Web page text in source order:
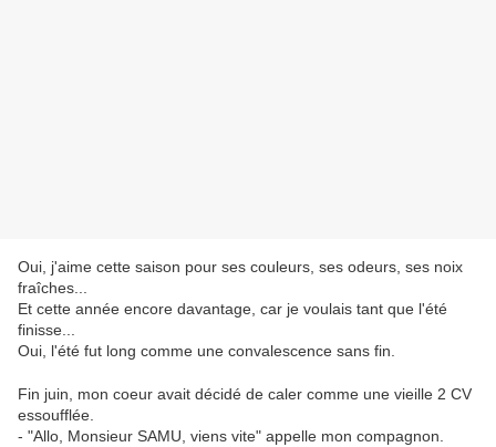
Oui, j'aime cette saison pour ses couleurs, ses odeurs, ses noix
fraîches...
Et cette année encore davantage, car je voulais tant que l'été
finisse...
Oui, l'été fut long comme une convalescence sans fin.
Fin juin, mon coeur avait décidé de caler comme une vieille 2 CV
essoufflée.
- "Allo, Monsieur SAMU, viens vite" appelle mon compagnon.